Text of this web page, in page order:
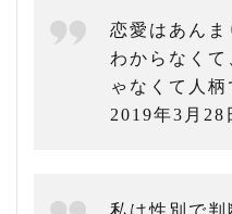
恋愛はあんま
わからなく
ゃなくて人柄
2019年3月28